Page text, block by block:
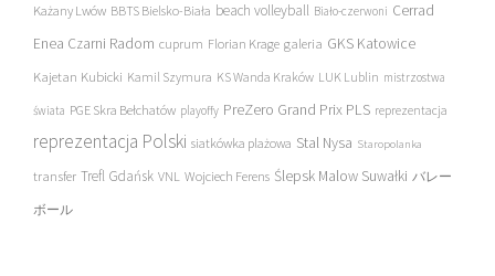
Każany Lwów BBTS Bielsko-Biała beach volleyball Biało-czerwoni Cerrad
Enea Czarni Radom cuprum Florian Krage galeria GKS Katowice
Kajetan Kubicki Kamil Szymura KS Wanda Kraków LUK Lublin mistrzostwa
świata PGE Skra Bełchatów playoffy PreZero Grand Prix PLS reprezentacja
reprezentacja Polski siatkówka plażowa Stal Nysa Staropolanka
transfer Trefl Gdańsk VNL Wojciech Ferens Ślepsk Malow Suwałki バレー
ボール